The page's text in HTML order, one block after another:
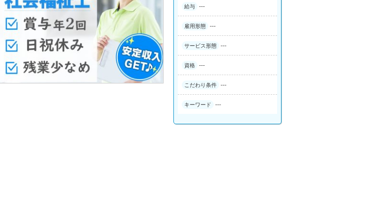
給与 ---
雇用形態 ---
サービス形態 ---
資格 ---
こだわり条件 ---
キーワード ---